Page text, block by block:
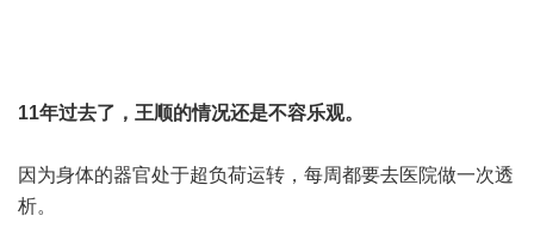
11年过去了，王顺的情况还是不容乐观。
因为身体的器官处于超负荷运转，每周都要去医院做一次透
析。